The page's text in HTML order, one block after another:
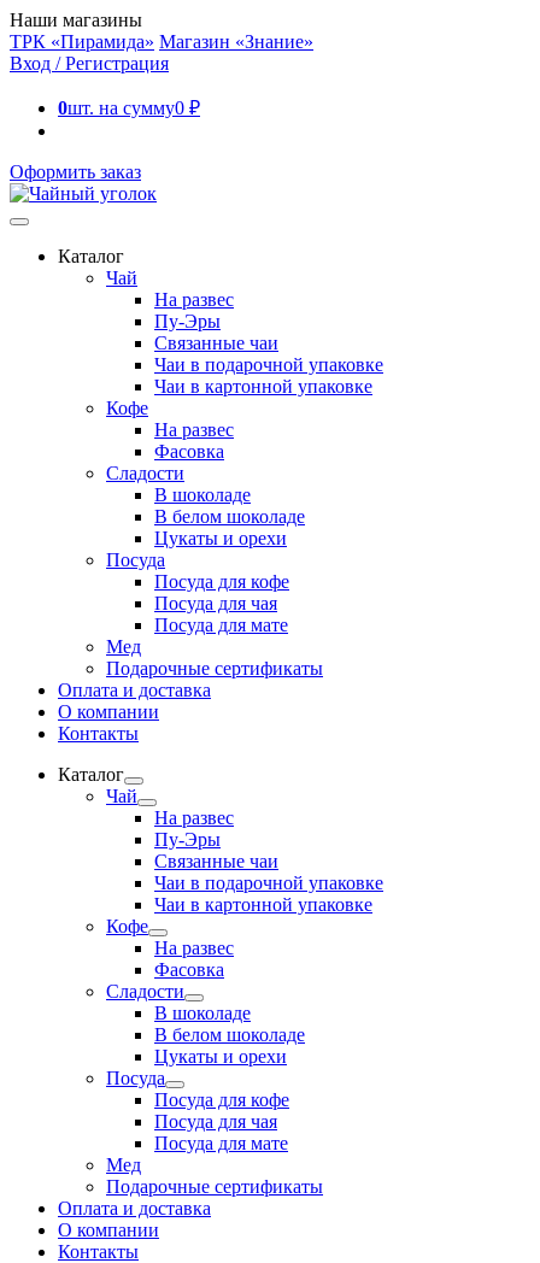
Наши магазины
ТРК «Пирамида» Магазин «Знание»
Вход / Регистрация
0шт. на сумму0 ₽
Оформить заказ
Каталог
Чай
На развес
Пу-Эры
Связанные чаи
Чаи в подарочной упаковке
Чаи в картонной упаковке
Кофе
На развес
Фасовка
Сладости
В шоколаде
В белом шоколаде
Цукаты и орехи
Посуда
Посуда для кофе
Посуда для чая
Посуда для мате
Мед
Подарочные сертификаты
Оплата и доставка
О компании
Контакты
Каталог
Развернутое
вложенное
меню
Чай
Развернутое
вложенное
меню
На развес
Пу-Эры
Связанные чаи
Чаи в подарочной упаковке
Чаи в картонной упаковке
Кофе
Развернутое
вложенное
меню
На развес
Фасовка
Сладости
Развернутое
вложенное
меню
В шоколаде
В белом шоколаде
Цукаты и орехи
Посуда
Развернутое
вложенное
меню
Посуда для кофе
Посуда для чая
Посуда для мате
Мед
Подарочные сертификаты
Оплата и доставка
О компании
Контакты